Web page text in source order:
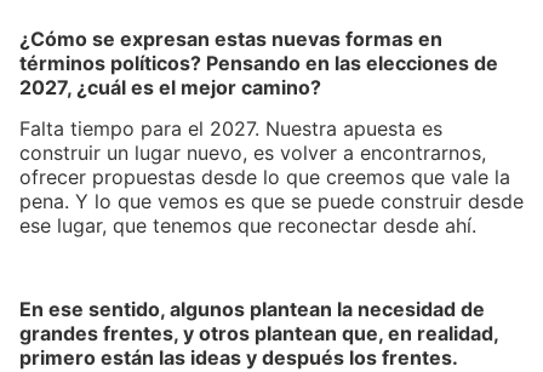
¿Cómo se expresan estas nuevas formas en
términos políticos? Pensando en las elecciones de
2027, ¿cuál es el mejor camino?
Falta tiempo para el 2027. Nuestra apuesta es
construir un lugar nuevo, es volver a encontrarnos,
ofrecer propuestas desde lo que creemos que vale la
pena. Y lo que vemos es que se puede construir desde
ese lugar, que tenemos que reconectar desde ahí.
En ese sentido, algunos plantean la necesidad de
grandes frentes, y otros plantean que, en realidad,
primero están las ideas y después los frentes.